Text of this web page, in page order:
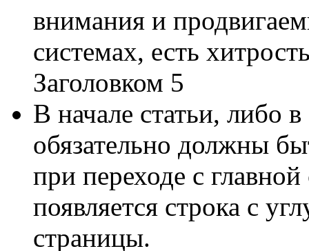
внимания и
системах, есть
Заголовком 5
В начале статьи, либо в
обязательно должны
при переходе с главной
появляется строка с
страницы.